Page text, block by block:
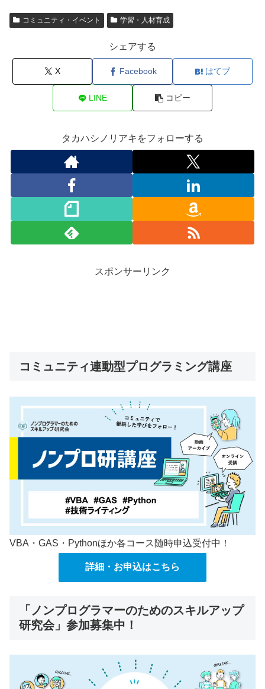
コミュニティ・イベント 学習・人材育成
シェアする
X Facebook はてブ
LINE コピー
タカハシノリアキをフォローする
スポンサーリンク
コミュニティ連動型プログラミング講座
VBA・GAS・Pythonほか各コース随時申込受付中！
詳細・お申込はこちら
「ノンプログラマーのためのスキルアップ
研究会」参加募集中！